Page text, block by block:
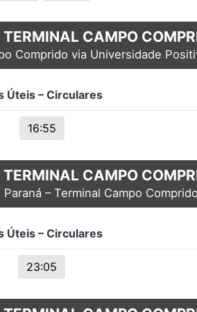
CAMPO
Comprido via Universidade
Úteis – Circulares
16:55
CAMPO
– Terminal Campo Comprido
Úteis – Circulares
23:05